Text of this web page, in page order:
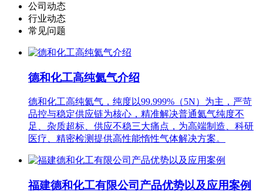
公司动态
行业动态
常见问题
德和化工高纯氦气介绍
德和化工高纯氦气，纯度以99.999%（5N）为主，严苛
品控与稳定供应链为核心，精准解决普通氦气纯度不
足、杂质超标、供应不稳三大痛点，为高端制造、科研
医疗、精密检测提供高性能惰性气体解决方案。
福建德和化工有限公司产品优势以及应用案例